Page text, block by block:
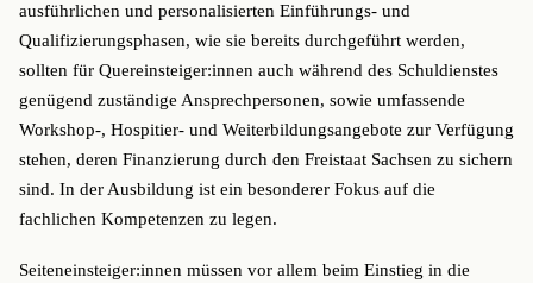
ausführlichen und personalisierten Einführungs- und
Qualifizierungsphasen, wie sie bereits durchgeführt werden,
sollten für Quereinsteiger:innen auch während des Schuldienstes
genügend zuständige Ansprechpersonen, sowie umfassende
Workshop-, Hospitier- und Weiterbildungsangebote zur Verfügung
stehen, deren Finanzierung durch den Freistaat Sachsen zu sichern
sind. In der Ausbildung ist ein besonderer Fokus auf die
fachlichen Kompetenzen zu legen.
Seiteneinsteiger:innen müssen vor allem beim Einstieg in die